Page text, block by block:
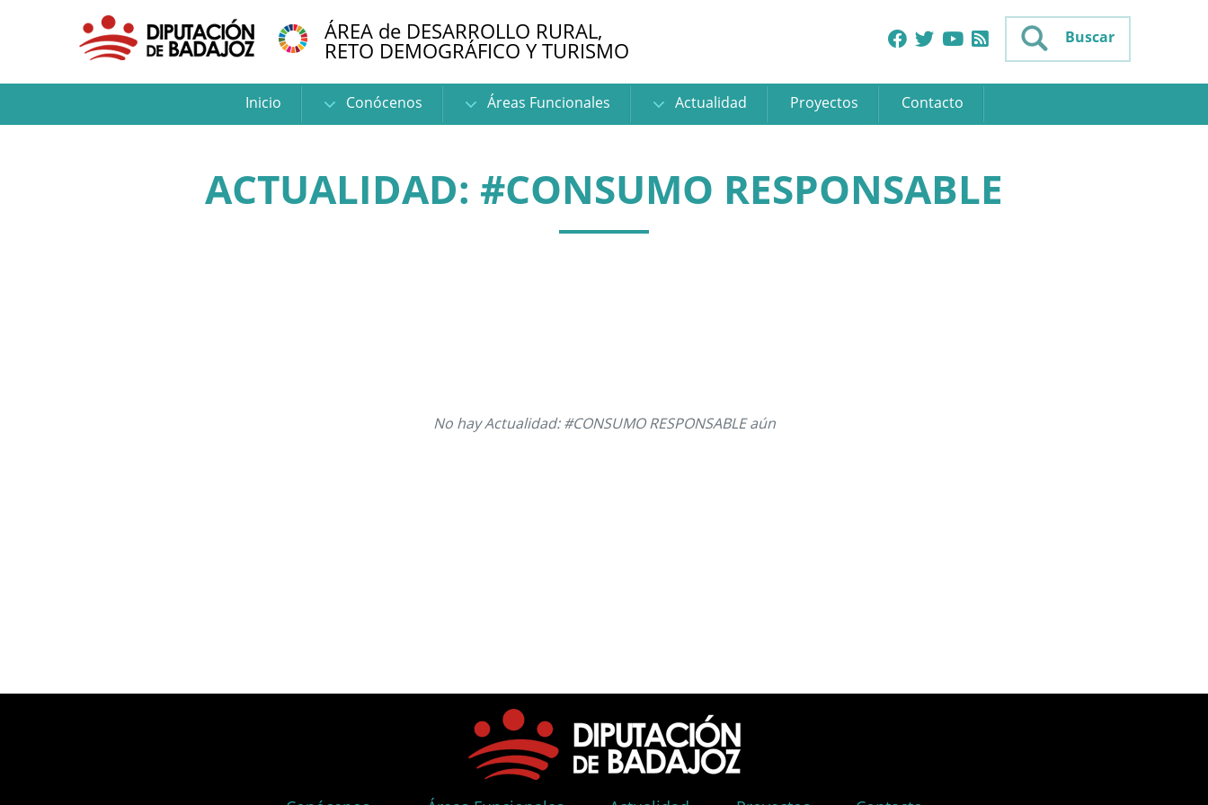
ÁREA de DESARROLLO RURAL,
RETO DEMOGRÁFICO Y TURISMO Buscar
Inicio Conócenos Áreas Funcionales Actualidad Proyectos Contacto
ACTUALIDAD: #CONSUMO RESPONSABLE
No hay Actualidad: #CONSUMO RESPONSABLE aún